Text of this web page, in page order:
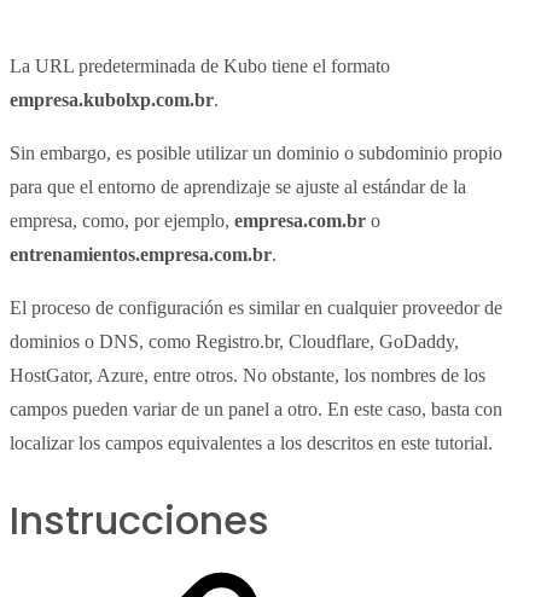
La URL predeterminada de Kubo tiene el formato
empresa.kubolxp.com.br.
Sin embargo, es posible utilizar un dominio o subdominio propio
para que el entorno de aprendizaje se ajuste al estándar de la
empresa, como, por ejemplo, empresa.com.br o
entrenamientos.empresa.com.br.
El proceso de configuración es similar en cualquier proveedor de
dominios o DNS, como Registro.br, Cloudflare, GoDaddy,
HostGator, Azure, entre otros. No obstante, los nombres de los
campos pueden variar de un panel a otro. En este caso, basta con
localizar los campos equivalentes a los descritos en este tutorial.
Instrucciones